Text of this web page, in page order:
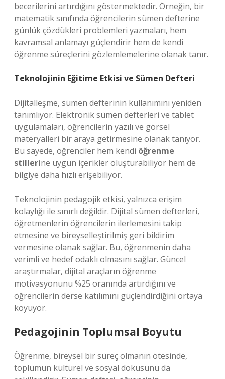
becerilerini artırdığını göstermektedir. Örneğin, bir
matematik sınıfında öğrencilerin sümen defterine
günlük çözdükleri problemleri yazmaları, hem
kavramsal anlamayı güçlendirir hem de kendi
öğrenme süreçlerini gözlemlemelerine olanak tanır.
Teknolojinin Eğitime Etkisi ve Sümen Defteri
Dijitalleşme, sümen defterinin kullanımını yeniden
tanımlıyor. Elektronik sümen defterleri ve tablet
uygulamaları, öğrencilerin yazılı ve görsel
materyalleri bir araya getirmesine olanak tanıyor.
Bu sayede, öğrenciler hem kendi öğrenme
stillerine uygun içerikler oluşturabiliyor hem de
bilgiye daha hızlı erişebiliyor.
Teknolojinin pedagojik etkisi, yalnızca erişim
kolaylığı ile sınırlı değildir. Dijital sümen defterleri,
öğretmenlerin öğrencilerin ilerlemesini takip
etmesine ve bireyselleştirilmiş geri bildirim
vermesine olanak sağlar. Bu, öğrenmenin daha
verimli ve hedef odaklı olmasını sağlar. Güncel
araştırmalar, dijital araçların öğrenme
motivasyonunu %25 oranında artırdığını ve
öğrencilerin derse katılımını güçlendirdiğini ortaya
koyuyor.
Pedagojinin Toplumsal Boyutu
Öğrenme, bireysel bir süreç olmanın ötesinde,
toplumun kültürel ve sosyal dokusunu da